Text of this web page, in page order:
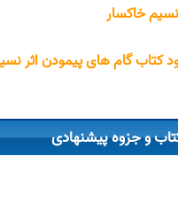
نسیم خاکسار
کتاب گام های پیمودن اثر
و جزوه پیشنهادی